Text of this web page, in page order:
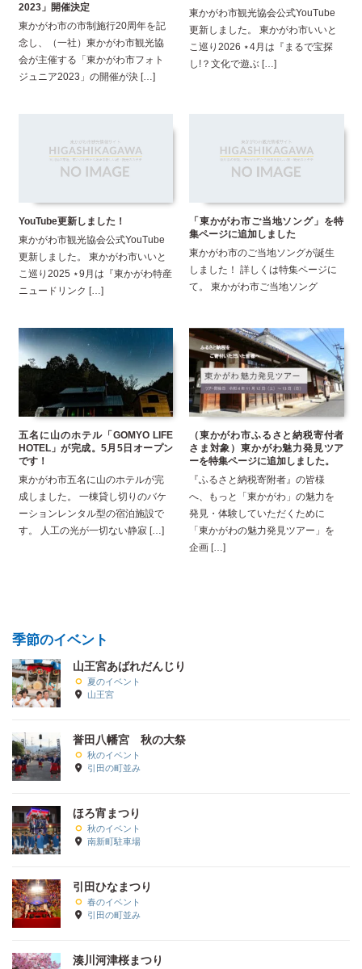
2023」開催決定
東かがわ市の市制施行20周年を記
念し、（一社）東かがわ市観光協
会が主催する「東かがわ市フォト
ジュニア2023」の開催が決 […]
東かがわ市観光協会公式YouTube
更新しました。 東かがわ市いいと
こ巡り2026 ⋆4月は『まるで宝探
し!？文化で遊ぶ […]
YouTube更新しました！
東かがわ市観光協会公式YouTube
更新しました。 東かがわ市いいと
こ巡り2025 ⋆9月は『東かがわ特産
ニュードリンク […]
「東かがわ市ご当地ソング」を特
集ページに追加しました
東かがわ市のご当地ソングが誕生
しました！ 詳しくは特集ページに
て。 東かがわ市ご当地ソング
五名に山のホテル「GOMYO LIFE
HOTEL」が完成。5月5日オープン
です！
東かがわ市五名に山のホテルが完
成しました。 一棟貸し切りのバケ
ーションレンタル型の宿泊施設で
す。 人工の光が一切ない静寂 […]
（東かがわ市ふるさと納税寄付者
さま対象）東かがわ魅力発見ツア
ーを特集ページに追加しました。
『ふるさと納税寄附者』の皆様
へ、もっと「東かがわ」の魅力を
発見・体験していただくために
「東かがわの魅力発見ツアー」を
企画 […]
季節のイベント
山王宮あばれだんじり
夏のイベント
山王宮
誉田八幡宮 秋の大祭
秋のイベント
引田の町並み
ほろ宵まつり
秋のイベント
南新町駐車場
引田ひなまつり
春のイベント
引田の町並み
湊川河津桜まつり